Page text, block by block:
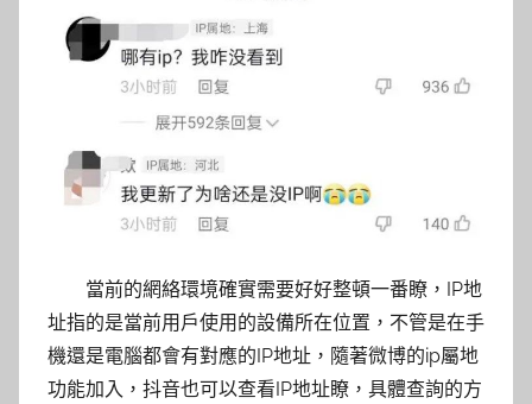
當前的網絡環境確實需要好好整頓一番瞭，IP地
址指的是當前用戶使用的設備所在位置，不管是在手
機還是電腦都會有對應的IP地址，隨著微博的ip屬地
功能加入，抖音也可以查看IP地址瞭，具體查詢的方